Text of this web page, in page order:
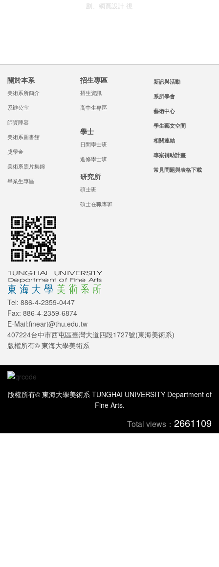
劃、網頁設計 視
關於本系
美術系所簡介
系辦公室
師資陣容
美術系圖書館
獎學金
美術系照片集錦
畢業生專區
招生專區
招生資訊
高中生專區
學士
日間學士班
進修學士班
研究所
碩士班
碩士在職專班
新訊與活動
系所學會
藝術中心
學生藝文空間
相關連結
專案補助計畫
常見問題與表格下載
Tel: 886-4-2359-0447
Fax: 886-4-2359-6874
E-Mail:fineart@thu.edu.tw
407224台中市西屯區臺灣大道四段1727號(東海美術系)
版權所有© 東海大學美術系
版權所有© 東海大學美術系 TUNGHAI UNIVERSITY Department of
Fine Arts.
Total views： 2661109